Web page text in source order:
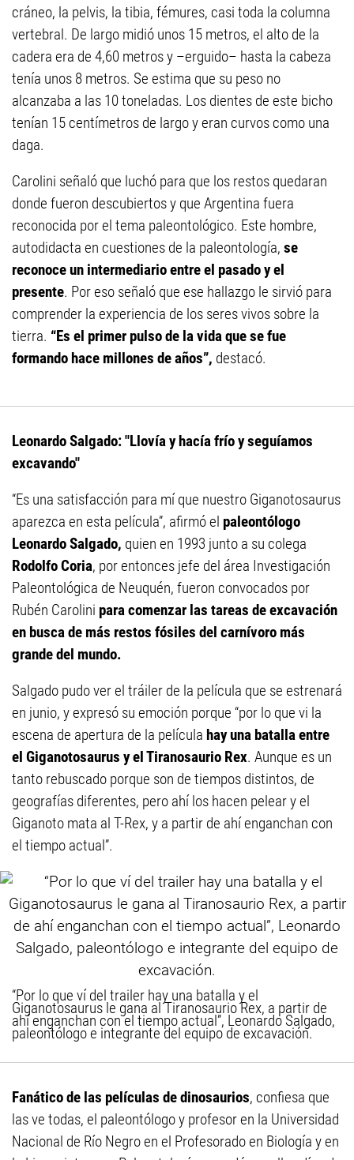
cráneo, la pelvis, la tibia, fémures, casi toda la columna
vertebral. De largo midió unos 15 metros, el alto de la
cadera era de 4,60 metros y –erguido– hasta la cabeza
tenía unos 8 metros. Se estima que su peso no
alcanzaba a las 10 toneladas. Los dientes de este bicho
tenían 15 centímetros de largo y eran curvos como una
daga.
Carolini señaló que luchó para que los restos quedaran
donde fueron descubiertos y que Argentina fuera
reconocida por el tema paleontológico. Este hombre,
autodidacta en cuestiones de la paleontología, se
reconoce un intermediario entre el pasado y el
presente. Por eso señaló que ese hallazgo le sirvió para
comprender la experiencia de los seres vivos sobre la
tierra. “Es el primer pulso de la vida que se fue
formando hace millones de años”, destacó.
Leonardo Salgado: "Llovía y hacía frío y seguíamos
excavando"
“Es una satisfacción para mí que nuestro Giganotosaurus
aparezca en esta película”, afirmó el paleontólogo
Leonardo Salgado, quien en 1993 junto a su colega
Rodolfo Coria, por entonces jefe del área Investigación
Paleontológica de Neuquén, fueron convocados por
Rubén Carolini para comenzar las tareas de excavación
en busca de más restos fósiles del carnívoro más
grande del mundo.
Salgado pudo ver el tráiler de la película que se estrenará
en junio, y expresó su emoción porque “por lo que vi la
escena de apertura de la película hay una batalla entre
el Giganotosaurus y el Tiranosaurio Rex. Aunque es un
tanto rebuscado porque son de tiempos distintos, de
geografías diferentes, pero ahí los hacen pelear y el
Giganoto mata al T-Rex, y a partir de ahí enganchan con
el tiempo actual”.
“Por lo que ví del trailer hay una batalla y el
Giganotosaurus le gana al Tiranosaurio Rex, a partir de
ahí enganchan con el tiempo actual”, Leonardo Salgado,
paleontólogo e integrante del equipo de excavación.
Fanático de las películas de dinosaurios, confiesa que
las ve todas, el paleontólogo y profesor en la Universidad
Nacional de Río Negro en el Profesorado en Biología y en